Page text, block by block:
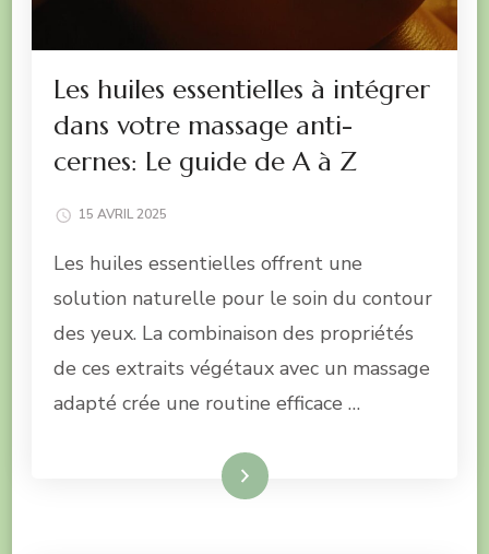
Les huiles essentielles à intégrer
dans votre massage anti-
cernes: Le guide de A à Z
15 AVRIL 2025
Les huiles essentielles offrent une
solution naturelle pour le soin du contour
des yeux. La combinaison des propriétés
de ces extraits végétaux avec un massage
adapté crée une routine efficace …
Lire la suite